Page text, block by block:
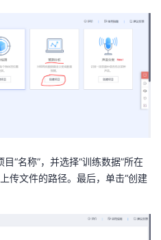
目“名称”，并选择“训练数据”所在
传文件的路径。最后，单击“创建